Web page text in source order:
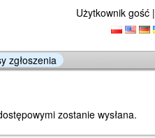
Użytkownik gość |
zgłoszenia
zostanie wysłana.